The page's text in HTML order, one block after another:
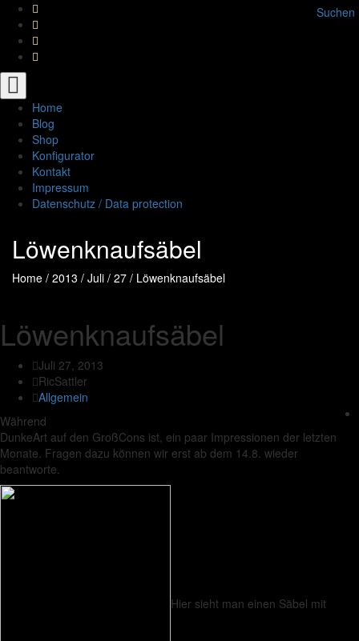
Suchen
Toggle
navigation
Home
Blog
Shop
Konfigurator
Kontakt
Impressum
Datenschutz / Data protection
Löwenknaufsäbel
Home / 2013 / Juli / 27 / Löwenknaufsäbel
Löwenknaufsäbel
Juli 27, 2013
RicSattler
Allgemein
Während
DunkeArt auf den GroßCons ist, ein paar Impressionen der letzten
Monate. Fragen dazu können wir erst ab dem 14.8. wieder
beantworte.
Hier sieht man einen Säbel mit